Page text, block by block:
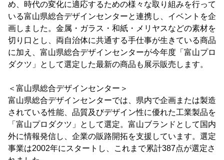
め、時代の変化に適応するための様々な取り組みを行って
いる富山県総合デザインセンターと連携し、イベントを企
画しました。金属・ガラス・和紙・メリヤスなどの素材を
切り口とし、両自治体に共通する手仕事が生きている商品
に加え、富山県総合デザインセンターが今年度「富山プロ
ダクツ」として選定した最新の商品も展示販売します。
＜富山県総合デザインセンター＞
富山県総合デザインセンターでは、県内で企画または製造
されている性能、品質及びデザイン性に優れた工業製品を
「富山プロダクツ」として選定。富山ブランドとして国内
外に情報発信し、企業の販路開拓を支援しています。選定
事業は2002年にスタートし、これまで累計387点が選定さ